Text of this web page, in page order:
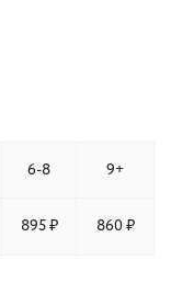
6-8 9+
895 ₽ 860 ₽